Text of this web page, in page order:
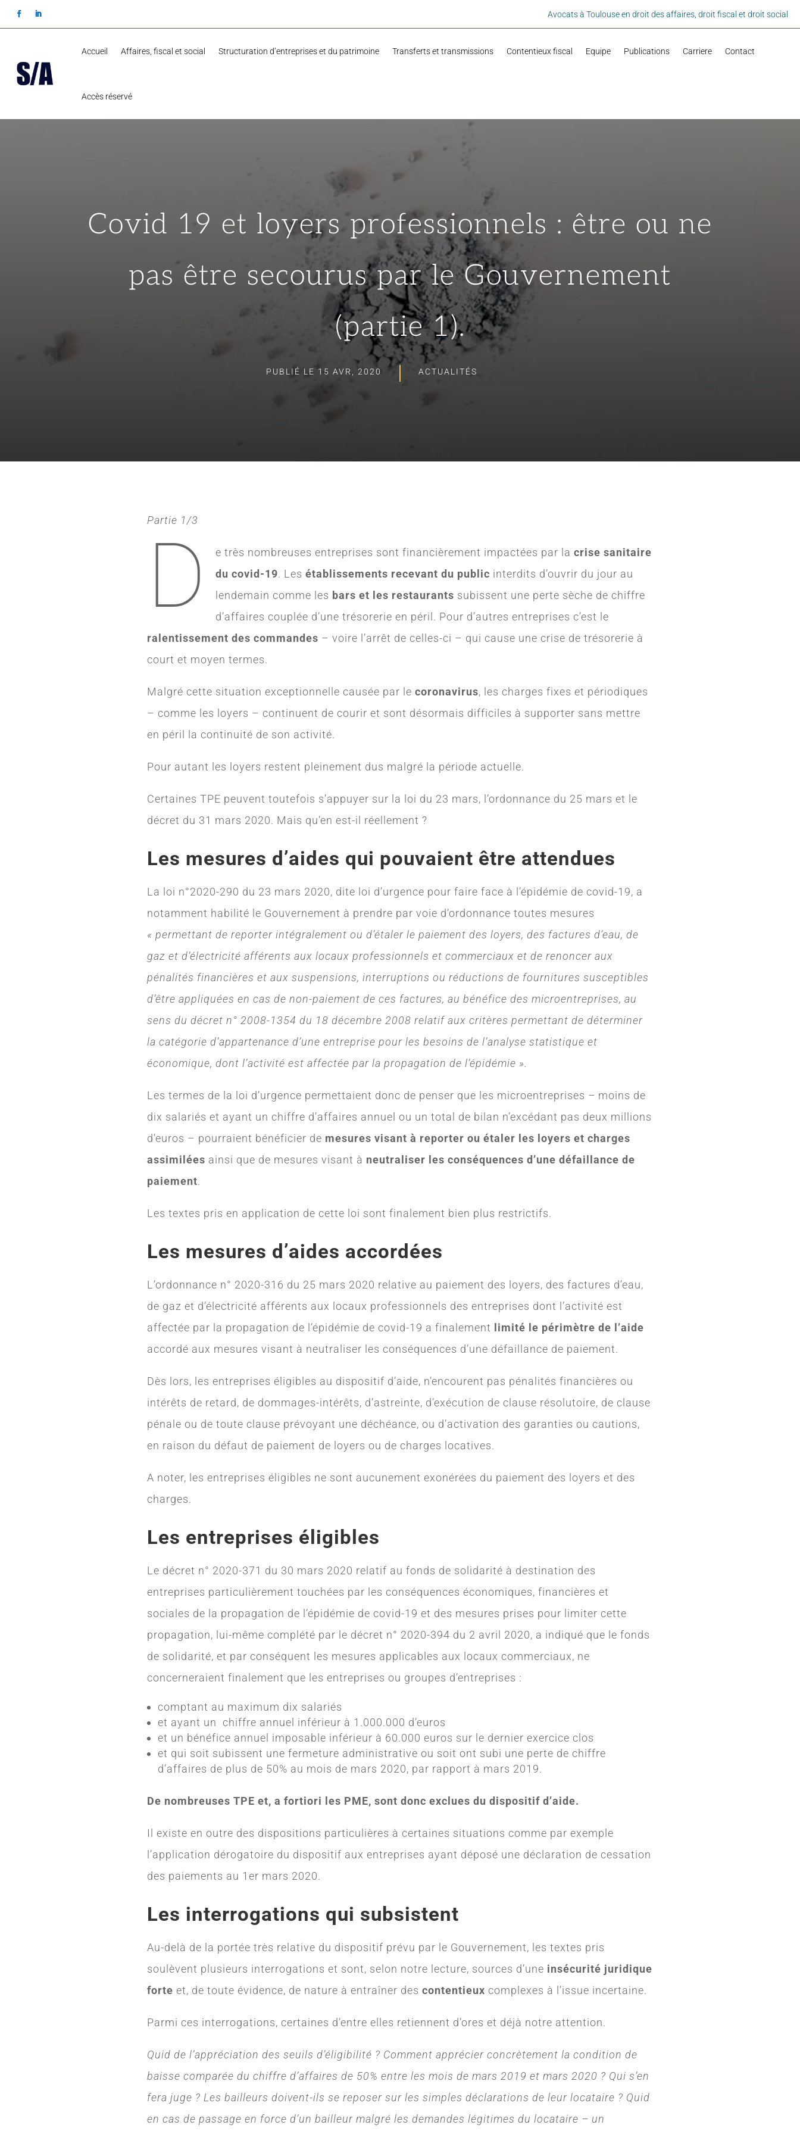
Avocats à Toulouse en droit des affaires, droit fiscal et droit social
Accueil Affaires, fiscal et social Structuration d’entreprises et du patrimoine Transferts et transmissions Contentieux fiscal Equipe Publications Carriere Contact
Accès réservé
Covid 19 et loyers professionnels : être ou ne
pas être secourus par le Gouvernement
(partie 1).
PUBLIÉ LE 15 AVR, 2020 ACTUALITÉS
Partie 1/3
D e très nombreuses entreprises sont financièrement impactées par lacrise sanitaire
du covid-19. Lesétablissements recevant du public interdits d’ouvrir du jour au
lendemain comme les bars et les restaurants subissent une perte sèche de chiffre
d’affaires couplée d’une trésorerie en péril. Pour d’autres entreprises c’est le
ralentissement des commandes – voire l’arrêt de celles-ci – qui cause une crise de trésorerie à
court et moyen termes.
Malgré cette situation exceptionnelle causée par le coronavirus, les charges fixes et périodiques
– comme les loyers – continuent de courir et sont désormais difficiles à supporter sans mettre
en péril la continuité de son activité.
Pour autant les loyers restent pleinement dus malgré la période actuelle.
Certaines TPE peuvent toutefois s’appuyer sur la loi du 23 mars, l’ordonnance du 25 mars et le
décret du 31 mars 2020. Mais qu’en est-il réellement ?
Les mesures d’aides qui pouvaient être attendues
La loi n°2020-290 du 23 mars 2020, dite loi d’urgence pour faire face à l’épidémie de covid-19, a
notamment habilité le Gouvernement à prendre par voie d’ordonnance toutes mesures
« permettant de reporter intégralement ou d’étaler le paiement des loyers, des factures d’eau, de
gaz et d’électricité afférents aux locaux professionnels et commerciaux et de renoncer aux
pénalités financières et aux suspensions, interruptions ou réductions de fournitures susceptibles
d’être appliquées en cas de non-paiement de ces factures, au bénéfice des microentreprises, au
sens du décret n° 2008-1354 du 18 décembre 2008 relatif aux critères permettant de déterminer
la catégorie d’appartenance d’une entreprise pour les besoins de l’analyse statistique et
économique, dont l’activité est affectée par la propagation de l’épidémie ».
Les termes de la loi d’urgence permettaient donc de penser que les microentreprises – moins de
dix salariés et ayant un chiffre d’affaires annuel ou un total de bilan n’excédant pas deux millions
d’euros – pourraient bénéficier de mesures visant à reporter ou étaler les loyers et charges
assimilées ainsi que de mesures visant à neutraliser les conséquences d’une défaillance de
paiement.
Les textes pris en application de cette loi sont finalement bien plus restrictifs.
Les mesures d’aides accordées
L’ordonnance n° 2020-316 du 25 mars 2020 relative au paiement des loyers, des factures d’eau,
de gaz et d’électricité afférents aux locaux professionnels des entreprises dont l’activité est
affectée par la propagation de l’épidémie de covid-19 a finalement limité le périmètre de l’aide
accordé aux mesures visant à neutraliser les conséquences d’une défaillance de paiement.
Dès lors, les entreprises éligibles au dispositif d’aide, n’encourent pas pénalités financières ou
intérêts de retard, de dommages-intérêts, d’astreinte, d’exécution de clause résolutoire, de clause
pénale ou de toute clause prévoyant une déchéance, ou d’activation des garanties ou cautions,
en raison du défaut de paiement de loyers ou de charges locatives.
A noter, les entreprises éligibles ne sont aucunement exonérées du paiement des loyers et des
charges.
Les entreprises éligibles
Le décret n° 2020-371 du 30 mars 2020 relatif au fonds de solidarité à destination des
entreprises particulièrement touchées par les conséquences économiques, financières et
sociales de la propagation de l’épidémie de covid-19 et des mesures prises pour limiter cette
propagation, lui-même complété par le décret n° 2020-394 du 2 avril 2020, a indiqué que le fonds
de solidarité, et par conséquent les mesures applicables aux locaux commerciaux, ne
concerneraient finalement que les entreprises ou groupes d’entreprises :
comptant au maximum dix salariés
et ayant un chiffre annuel inférieur à 1.000.000 d’euros
et un bénéfice annuel imposable inférieur à 60.000 euros sur le dernier exercice clos
et qui soit subissent une fermeture administrative ou soit ont subi une perte de chiffre
d’affaires de plus de 50% au mois de mars 2020, par rapport à mars 2019.
De nombreuses TPE et, a fortiori les PME, sont donc exclues du dispositif d’aide.
Il existe en outre des dispositions particulières à certaines situations comme par exemple
l’application dérogatoire du dispositif aux entreprises ayant déposé une déclaration de cessation
des paiements au 1er mars 2020.
Les interrogations qui subsistent
Au-delà de la portée très relative du dispositif prévu par le Gouvernement, les textes pris
soulèvent plusieurs interrogations et sont, selon notre lecture, sources d’une insécurité juridique
forte et, de toute évidence, de nature à entraîner des contentieux complexes à l’issue incertaine.
Parmi ces interrogations, certaines d’entre elles retiennent d’ores et déjà notre attention.
Quid de l’appréciation des seuils d’éligibilité ? Comment apprécier concrètement la condition de
baisse comparée du chiffre d’affaires de 50% entre les mois de mars 2019 et mars 2020 ? Qui s’en
fera juge ? Les bailleurs doivent-ils se reposer sur les simples déclarations de leur locataire ? Quid
en cas de passage en force d’un bailleur malgré les demandes légitimes du locataire – un